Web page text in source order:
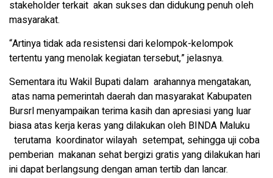
stakeholder terkait akan sukses dan didukung penuh oleh
masyarakat.
“Artinya tidak ada resistensi dari kelompok-kelompok
tertentu yang menolak kegiatan tersebut,” jelasnya.
Sementara itu Wakil Bupati dalam arahannya mengatakan,
atas nama pemerintah daerah dan masyarakat Kabupaten
Bursrl menyampaikan terima kasih dan apresiasi yang luar
biasa atas kerja keras yang dilakukan oleh BINDA Maluku
terutama koordinator wilayah setempat, sehingga uji coba
pemberian makanan sehat bergizi gratis yang dilakukan hari
ini dapat berlangsung dengan aman tertib dan lancar.